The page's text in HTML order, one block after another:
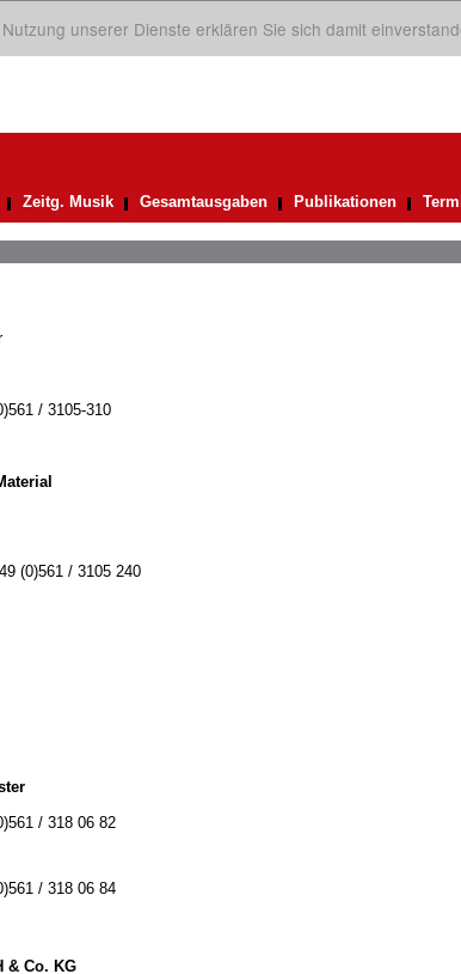
unserer Dienste erklären Sie sich damit
Zeitg. Musik Gesamtausgaben Publikationen
/ 3105-310
(0)561 / 3105 240
/ 318 06 82
/ 318 06 84
& Co. KG